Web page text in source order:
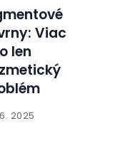
Viac
len
2025